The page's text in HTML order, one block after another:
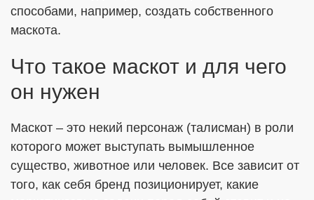
ОТПРАВИТЬ
Даю Согласие на обработку персональных данных в
соответствии с установленной формой
способами, например, создать собственного
маскота.
Что такое маскот и для чего
он нужен
Маскот – это некий персонаж (талисман) в роли
которого может выступать вымышленное
существо, животное или человек. Все зависит от
того, как себя бренд позиционирует, какие